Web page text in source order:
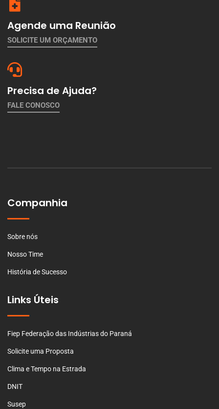
Agende uma Reunião
SOLICITE UM ORÇAMENTO
Precisa de Ajuda?
FALE CONOSCO
Companhia
Sobre nós
Nosso Time
História de Sucesso
Links Úteis
Fiep Federação das Indústrias do Paraná
Solicite uma Proposta
Clima e Tempo na Estrada
DNIT
Susep